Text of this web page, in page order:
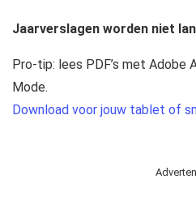
Jaarverslagen worden niet
Pro-tip: lees PDF’s met Adobe
Mode.
Download voor jouw tablet of